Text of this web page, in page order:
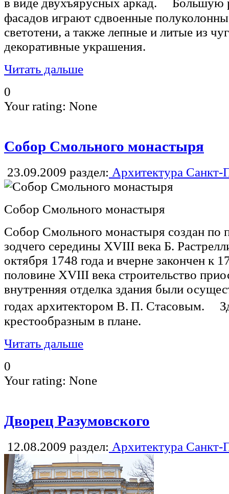
в виде двухъярусных аркад. Большую
фасадов играют сдвоенные
светотени, а также лепные и литые из
декоративные украшения.
Читать дальше
0
Your rating: None
Собор Смольного монастыря
23.09.2009 раздел: Архитектура Санкт-
Собор Смольного монастыря
Собор Смольного монастыря создан по
зодчего середины XVIII века Б.
октября 1748 года и вчерне закончен к
половине XVIII века строительство
внутренняя отделка здания были
годах архитектором В. П. Стасовым.
крестообразным в плане.
Читать дальше
0
Your rating: None
Дворец Разумовского
12.08.2009 раздел: Архитектура Санкт-